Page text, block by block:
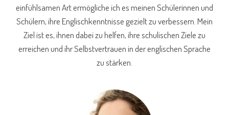
einfühlsamen Art ermögliche ich es meinen Schülerinnen und
Schülern, ihre Englischkenntnisse gezielt zu verbessern. Mein
Ziel ist es, ihnen dabei zu helfen, ihre schulischen Ziele zu
erreichen und ihr Selbstvertrauen in der englischen Sprache
zu stärken.